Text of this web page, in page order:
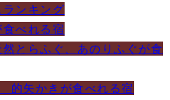
ンキング
べれる宿
とらふぐ、あのりふぐが食
的矢かきが食べれる宿